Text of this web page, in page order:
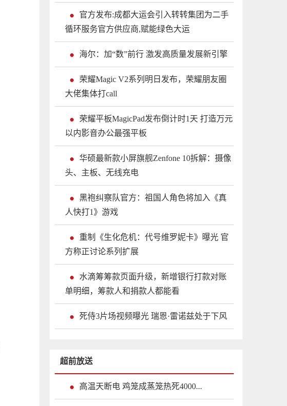
官方发布:成都大运会引入转转集团为二手
循环服务官方供应商,赋能绿色大运
海尔：加“数”前行 激发高质量发展新引擎
荣耀Magic V2系列明日发布，荣耀朋友圈
大佬集体打call
荣耀平板MagicPad发布倒计时1天 打造万元
以内影音办公最强平板
华硕最新款小屏旗舰Zenfone 10拆解：摄像
头、主板、无线充电
黑袍纠察队官方：祖国人角色将加入《真
人快打1》游戏
重制《生化危机：代号维罗妮卡》曝光 官
方称正讨论系列扩展
水滴筹筹款页面升级，新增银行打款对账
单明细，筹款人和捐款人都能看
死侍3片场视频曝光 瑞恩·雷诺兹处于下风
超前放送
高温天断电 鸡笼成蒸笼热死4000...